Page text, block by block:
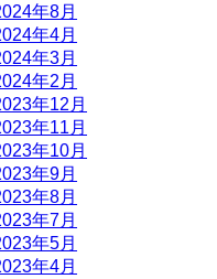
年8月
年4月
年3月
年2月
年12月
年11月
年10月
年9月
年8月
年7月
年5月
年4月